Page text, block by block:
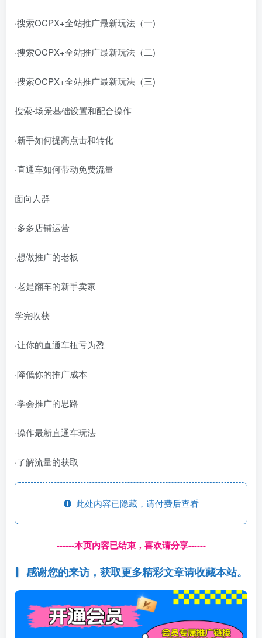
·搜索OCPX+全站推广最新玩法（一)
·搜索OCPX+全站推广最新玩法（二)
·搜索OCPX+全站推广最新玩法（三)
搜索-场景基础设置和配合操作
·新手如何提高点击和转化
·直通车如何带动免费流量
面向人群
·多多店铺运营
·想做推广的老板
·老是翻车的新手卖家
学完收获
·让你的直通车扭亏为盈
·降低你的推广成本
·学会推广的思路
·操作最新直通车玩法
·了解流量的获取
此处内容已隐藏，请付费后查看
------本页内容已结束，喜欢请分享------
感谢您的来访，获取更多精彩文章请收藏本站。